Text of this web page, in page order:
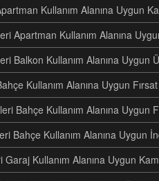
Kullanım Alanına Uygun
Apartman Kullanım Alanına
Balkon Kullanım Alanına Uygun
Kullanım Alanına Uygun Fırsat
Bahçe Kullanım Alanına Uygun
Bahçe Kullanım Alanına Uygun
Kullanım Alanına Uygun